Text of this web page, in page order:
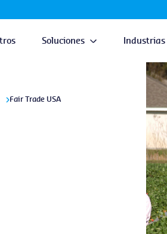
Soluciones Industrias
Fair Trade USA